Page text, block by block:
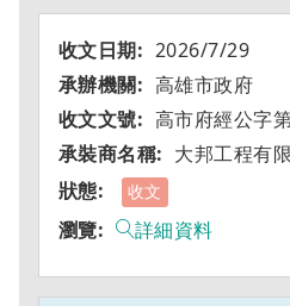
2026/7/29
高雄市政府
高市府經公字
大邦工程有
收文
詳細資料